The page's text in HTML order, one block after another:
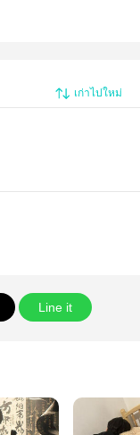
เก่าไปใหม่
Line it